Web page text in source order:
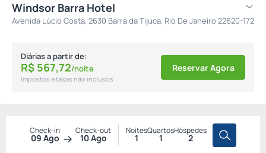
Windsor Barra Hotel
Avenida Lúcio Costa, 2630 Barra da Tijuca, Rio De Janeiro 22620-172
Diárias a partir de:
R$ 567,72/noite
Impostos e taxas não inclusos
Reservar Agora
Check-in
09 Ago
Check-out
10 Ago
Noites
1
Quartos
1
Hóspedes
2